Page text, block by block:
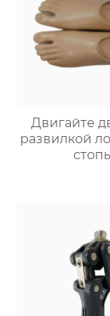
Двигайте
развилкой